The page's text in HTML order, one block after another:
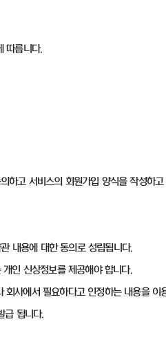
따릅니다.
하고 서비스의 회원가입 양식을 작성하
내용에 대한 동의로 성립됩니다.
인 신상정보를 제공해야 합니다.
사에서 필요하다고 인정하는 내용을 이
급 됩니다.